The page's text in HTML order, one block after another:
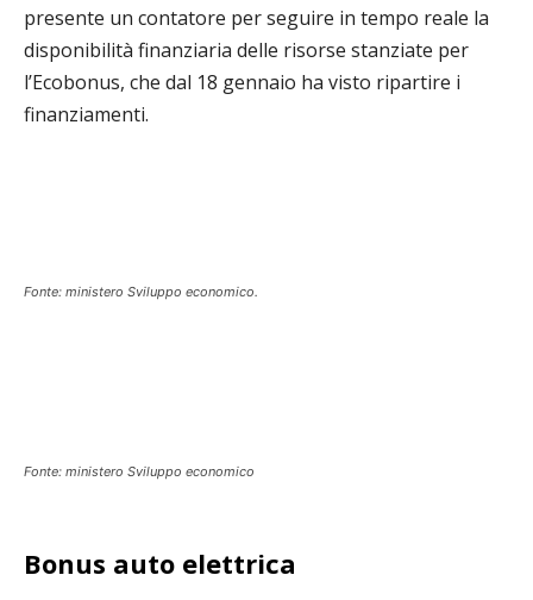
presente un contatore per seguire in tempo reale la
disponibilità finanziaria delle risorse stanziate per
l’Ecobonus, che dal 18 gennaio ha visto ripartire i
finanziamenti.
Fonte: ministero Sviluppo economico.
Fonte: ministero Sviluppo economico
Bonus auto elettrica